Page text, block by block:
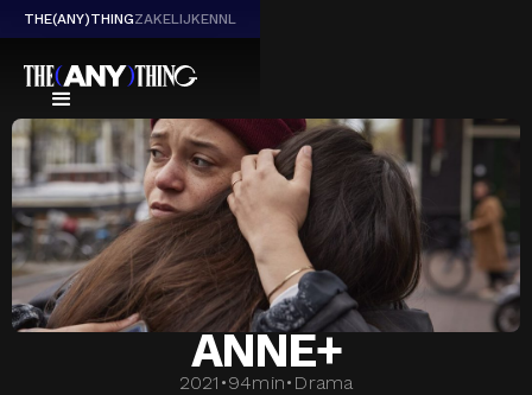
THE(ANY)THINGZAKELIJKENNL
ANNE+
2021 •94min• Drama